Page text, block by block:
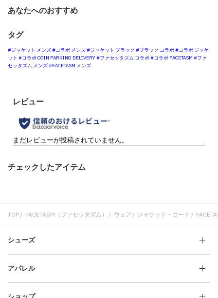
あなたへのおすすめ
タグ
#ジャケット メンズ#コラボ メンズ#ジャケット ブラック #ブラック コラボ#コラボ ジャケ
ット #コラボ COIN PARKING DELIVERY#ファセッタズム コラボ#コラボ FACETASM #ファ
セッタズム メンズ#FACETASM メンズ
チェックしたアイテム
TOP FACETASM（ファセッタズム） ウェア ジャケット・コート
シューズ
アパレル